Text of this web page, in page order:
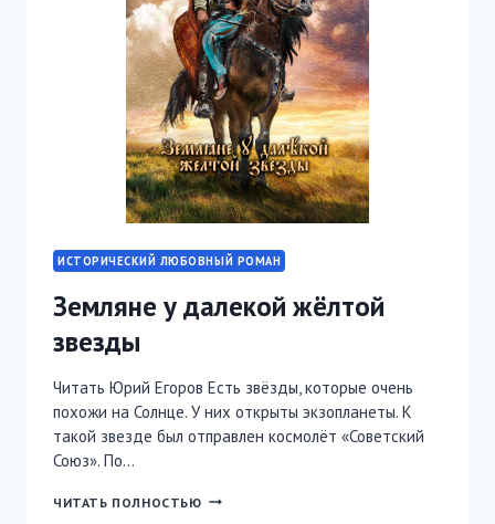
ИСТОРИЧЕСКИЙ ЛЮБОВНЫЙ РОМАН
Земляне у далекой жёлтой
звезды
Читать Юрий Егоров Есть звёзды, которые очень
похожи на Солнце. У них открыты экзопланеты. К
такой звезде был отправлен космолёт «Советский
Союз». По…
ЧИТАТЬ ПОЛНОСТЬЮ ЗЕМЛЯНЕ